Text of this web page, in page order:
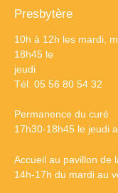
Presbytère
10h à 12h les mardi,
18h45 le
jeudi
Tél. 05 56 80 54 32
Permanence du curé
17h30-18h45 le jeudi
Accueil au pavillon de
14h-17h du mardi au